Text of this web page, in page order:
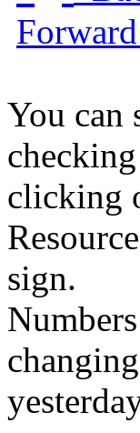
Forward
You can
clicking
sign.